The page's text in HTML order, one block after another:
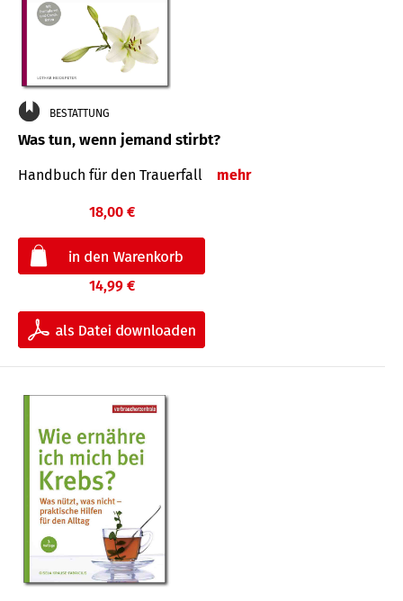
BESTATTUNG
Was tun, wenn jemand stirbt?
Handbuch für den Trauerfall mehr
18,00 €
14,99 €